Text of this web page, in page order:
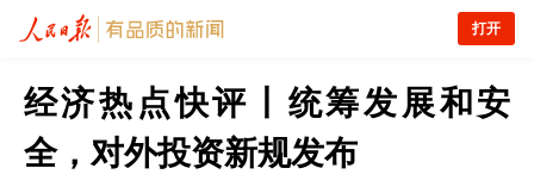
打开
经济热点快评丨统筹发展和安
全，对外投资新规发布